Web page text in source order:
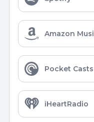
Amazon
Pocket Casts
iHeartRadio